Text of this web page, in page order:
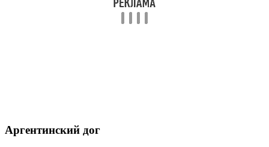
Аргентинский дог